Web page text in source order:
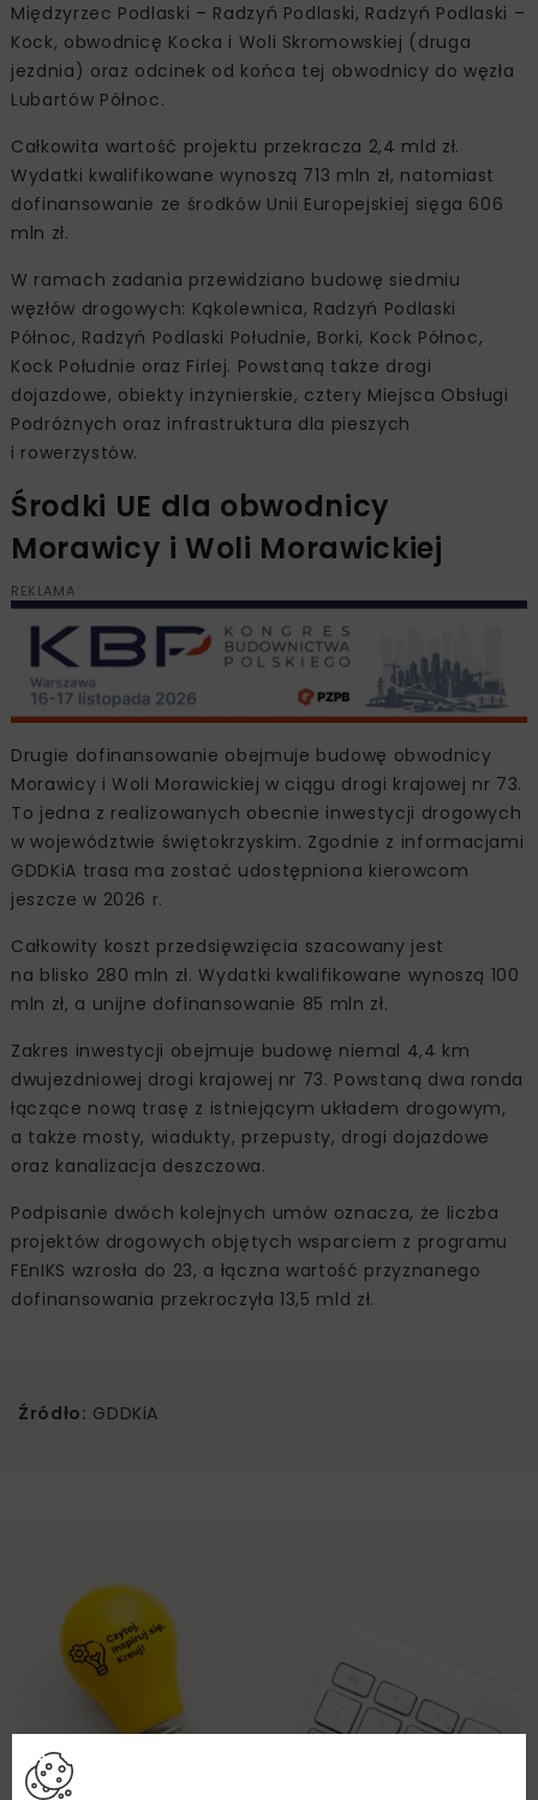
Międzyrzec Podlaski – Radzyń Podlaski, Radzyń Podlaski –
Kock, obwodnicę Kocka i Woli Skromowskiej (druga
jezdnia) oraz odcinek od końca tej obwodnicy do węzła
Lubartów Północ.
Całkowita wartość projektu przekracza 2,4 mld zł.
Wydatki kwalifikowane wynoszą 713 mln zł, natomiast
dofinansowanie ze środków Unii Europejskiej sięga 606
mln zł.
W ramach zadania przewidziano budowę siedmiu
węzłów drogowych: Kąkolewnica, Radzyń Podlaski
Północ, Radzyń Podlaski Południe, Borki, Kock Północ,
Kock Południe oraz Firlej. Powstaną także drogi
dojazdowe, obiekty inżynierskie, cztery Miejsca Obsługi
Podróżnych oraz infrastruktura dla pieszych
i rowerzystów.
Środki UE dla obwodnicy
Morawicy i Woli Morawickiej
REKLAMA
Drugie dofinansowanie obejmuje budowę obwodnicy
Morawicy i Woli Morawickiej w ciągu drogi krajowej nr 73.
To jedna z realizowanych obecnie inwestycji drogowych
w województwie świętokrzyskim. Zgodnie z informacjami
GDDKiA trasa ma zostać udostępniona kierowcom
jeszcze w 2026 r.
Całkowity koszt przedsięwzięcia szacowany jest
na blisko 280 mln zł. Wydatki kwalifikowane wynoszą 100
mln zł, a unijne dofinansowanie 85 mln zł.
Zakres inwestycji obejmuje budowę niemal 4,4 km
dwujezdniowej drogi krajowej nr 73. Powstaną dwa ronda
łączące nową trasę z istniejącym układem drogowym,
a także mosty, wiadukty, przepusty, drogi dojazdowe
oraz kanalizacja deszczowa.
Podpisanie dwóch kolejnych umów oznacza, że liczba
projektów drogowych objętych wsparciem z programu
FEnIKS wzrosła do 23, a łączna wartość przyznanego
dofinansowania przekroczyła 13,5 mld zł.
Źródło: GDDKiA